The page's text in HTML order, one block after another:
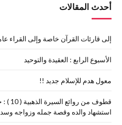
أحدث المقالات
إلى قارئات القرآن خاصة وإلى القراء
الأسبوع الرابع : العقيدة والتوحيد
معول هدم للإسلام جديد !!
قطوف
استشهاد والده وقصة جمله وزواجه